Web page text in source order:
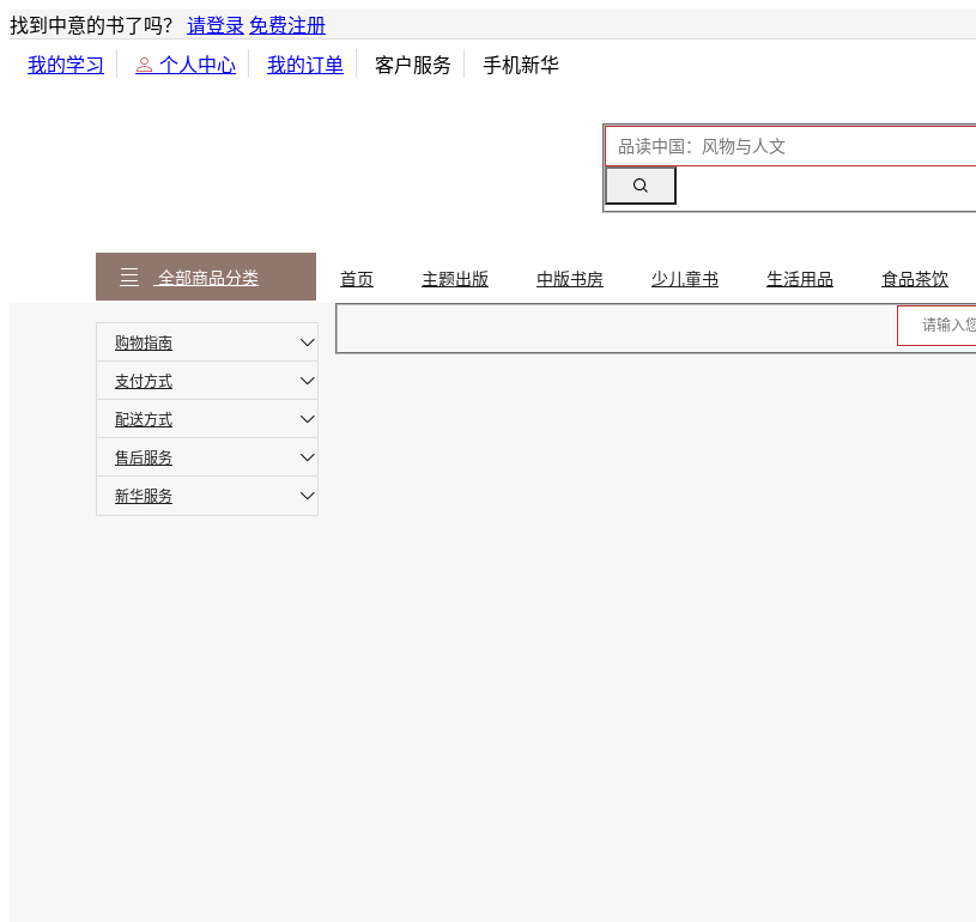
找到中意的书了吗？ 请登录 免费注册
我的学习
个人中心 我的订单 客户服务 手机新华
全部商品分类 首页 主题出版 中版书房 少儿童书 生活用品 食品茶饮
购物指南
支付方式
配送方式
售后服务
新华服务